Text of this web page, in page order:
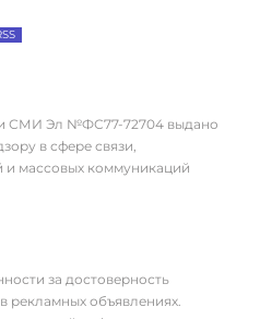
СМИ Эл №ФС77-72704 выдано
в сфере связи,
массовых коммуникаций
за достоверность
объявлениях.